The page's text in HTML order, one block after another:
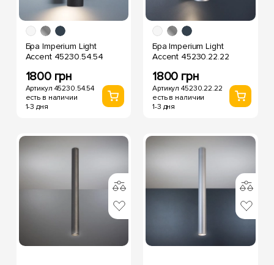
Бра Imperium Light
Accent 45230.54.54
1800 грн
Артикул 45230.54.54
есть в наличии
1-3 дня
Бра Imperium Light
Accent 45230.22.22
1800 грн
Артикул 45230.22.22
есть в наличии
1-3 дня